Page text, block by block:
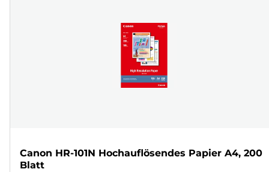
Canon HR-101N Hochauflösendes Papier A4, 200
Blatt